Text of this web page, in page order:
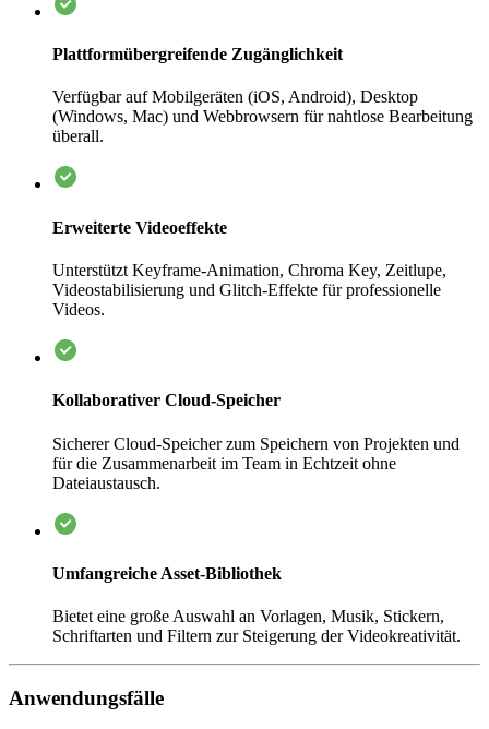
Plattformübergreifende Zugänglichkeit
Verfügbar auf Mobilgeräten (iOS, Android), Desktop
(Windows, Mac) und Webbrowsern für nahtlose Bearbeitung
überall.
Erweiterte Videoeffekte
Unterstützt Keyframe-Animation, Chroma Key, Zeitlupe,
Videostabilisierung und Glitch-Effekte für professionelle
Videos.
Kollaborativer Cloud-Speicher
Sicherer Cloud-Speicher zum Speichern von Projekten und
für die Zusammenarbeit im Team in Echtzeit ohne
Dateiaustausch.
Umfangreiche Asset-Bibliothek
Bietet eine große Auswahl an Vorlagen, Musik, Stickern,
Schriftarten und Filtern zur Steigerung der Videokreativität.
Anwendungsfälle